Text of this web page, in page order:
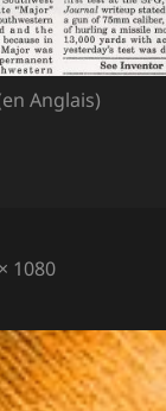
Anglais)
1080